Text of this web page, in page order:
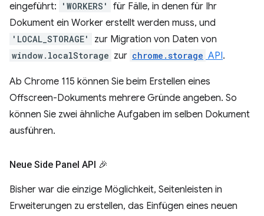
eingeführt:
'WORKERS'
für Fälle, in denen für Ihr
Dokument ein Worker erstellt werden muss, und
'LOCAL_STORAGE' zur Migration von Daten von
window.localStorage zur chrome.storage API.
Ab Chrome 115 können Sie beim Erstellen eines
Offscreen-Dokuments mehrere Gründe angeben. So
können Sie zwei ähnliche Aufgaben im selben Dokument
ausführen.
Neue Side Panel API 🎉
Bisher war die einzige Möglichkeit, Seitenleisten in
Erweiterungen zu erstellen, das Einfügen eines neuen